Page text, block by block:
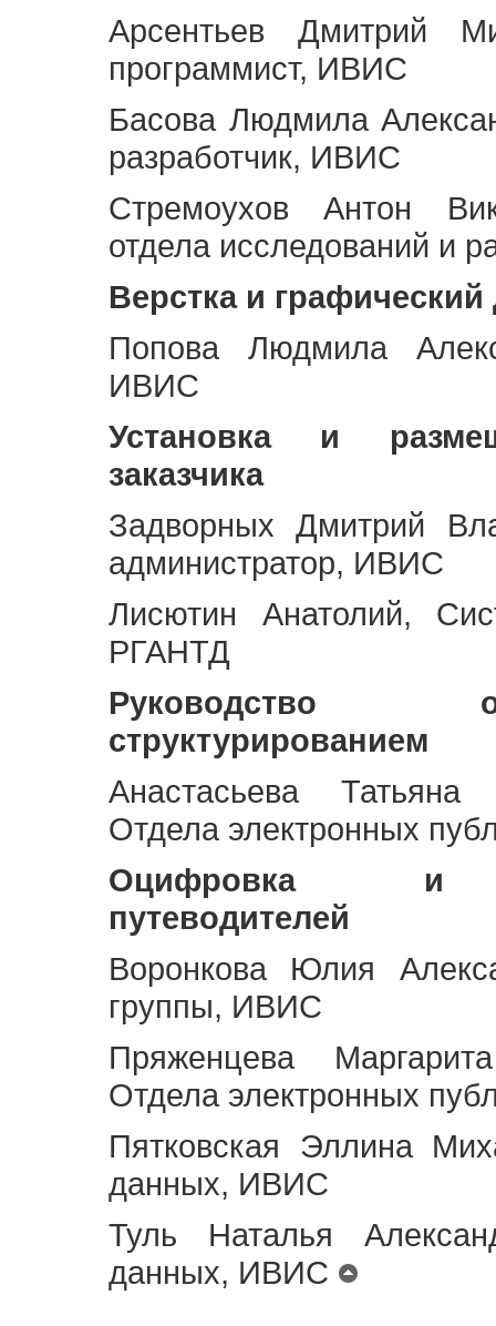
Арсентьев Дмитрий
программист, ИВИС
Басова Людмила
разработчик, ИВИС
Стремоухов Антон
отдела исследований и
Верстка и графический
Попова Людмила
ИВИС
Установка и
заказчика
Задворных Дмитрий
администратор, ИВИС
Лисютин Анатолий,
РГАНТД
Руководство
структурированием
Анастасьева Татьяна
Отдела электронных
Оцифровка и
путеводителей
Воронкова Юлия
группы, ИВИС
Пряженцева
Отдела электронных
Пятковская Эллина
данных, ИВИС
Туль Наталья
данных, ИВИС